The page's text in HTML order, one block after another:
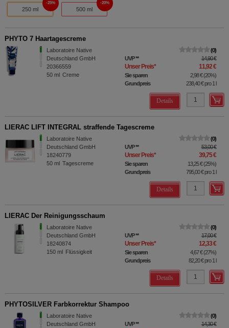
250 ml
25%
500 ml
20%
PHYTO 7 Haartagescreme
Laboratoire Native
Deutschland GmbH
20366559
50 ml Creme
0
UVP** 14,90 €
Unser Preis* 11,92 €
Sie sparen 2,98 €(20%)
Grundpreis
238,40 €pro 1 l
Details
LIERAC LIFT INTEGRAL straffende Tagescreme
Laboratoire Native
Deutschland GmbH
18240779
50 ml Tagescreme
0
UVP** 53,00 €
Unser Preis* 39,75 €
Sie sparen 13,25 €(25%)
Grundpreis
795,00 €pro 1 l
Details
LIERAC Der Reinigungsschaum
Laboratoire Native
Deutschland GmbH
18240874
150 ml Flüssigkeit
0
UVP** 17,00 €
Unser Preis* 12,33 €
Sie sparen 4,67 €(27%)
Grundpreis
82,20 €pro 1 l
Details
PHYTOSILVER Farbkorrektur Shampoo
Laboratoire Native
Deutschland GmbH
0
UVP** 14,30 €